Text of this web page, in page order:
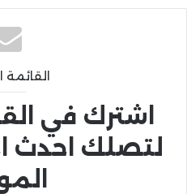
القائمة
اشترك في
لتصلك احدث